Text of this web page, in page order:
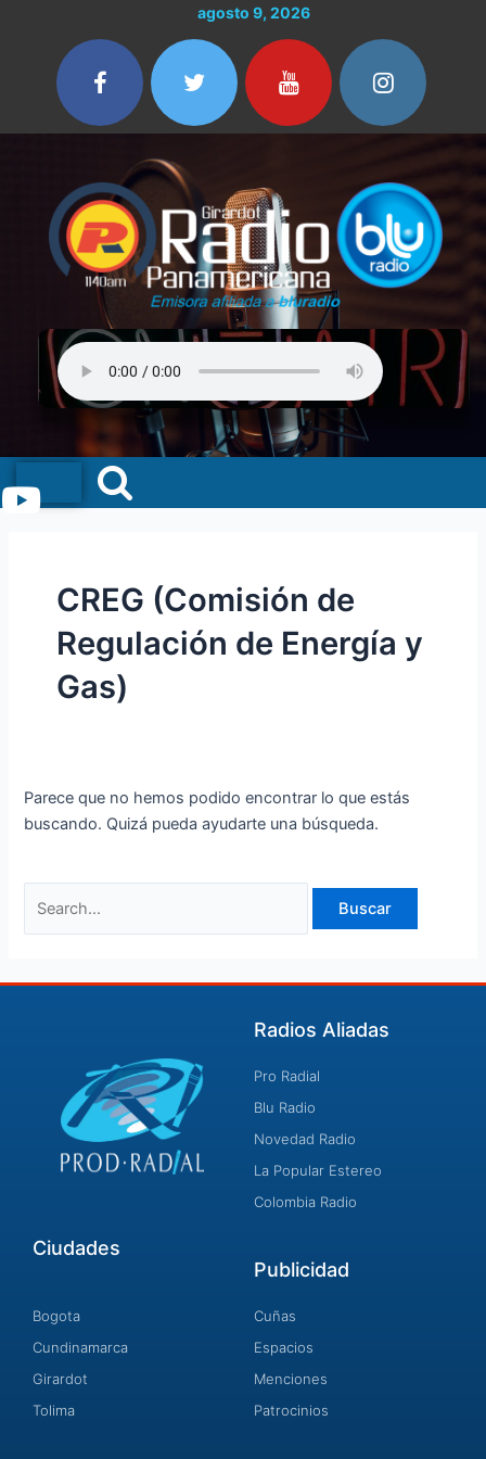
contenido
agosto 9, 2026
Menu
CREG (Comisión de
Regulación de Energía y
Gas)
Parece que no hemos podido encontrar lo que estás
buscando. Quizá pueda ayudarte una búsqueda.
Radios Aliadas
Pro Radial
Blu Radio
Novedad Radio
La Popular Estereo
Colombia Radio
Ciudades
Bogota
Cundinamarca
Girardot
Tolima
Publicidad
Cuñas
Espacios
Menciones
Patrocinios